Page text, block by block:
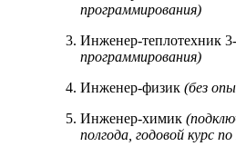
программирования)
Инженер-теплотехник
программирования)
Инженер-физик (без
Инженер-химик
полгода, годовой курс